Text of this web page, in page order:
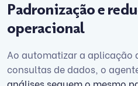
Padronização e
operacional
Ao automatizar a aplicação
consultas de dados, o